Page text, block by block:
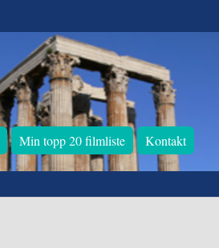
Min topp 20 filmliste Kontakt